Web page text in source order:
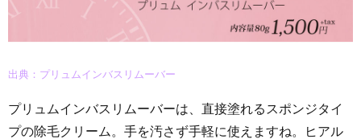
出典：プリュムインバスリムーバー
プリュムインバスリムーバーは、直接塗れるスポンジタイ
プの除毛クリーム。手を汚さず手軽に使えますね。ヒアル